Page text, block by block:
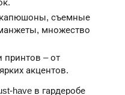
съемные
множество
принтов – от
акцентов.
have в гардеробе